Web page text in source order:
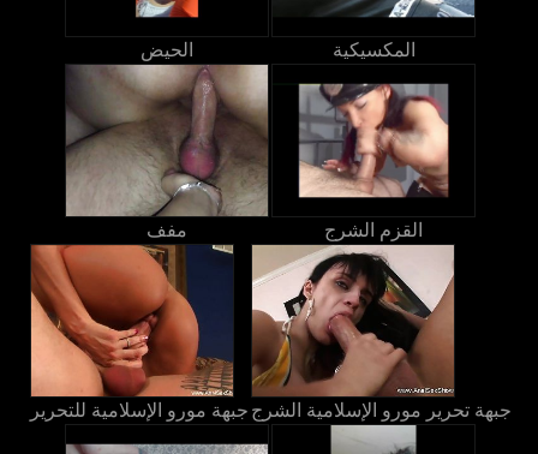
الحيض المكسيكية
مفف القزم الشرج
جبهة مورو الإسلامية للتحرير جبهة تحرير مورو الإسلامية الشرج